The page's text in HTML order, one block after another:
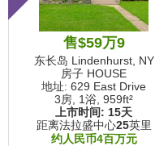
售$59万9
东长岛 Lindenhurst, NY
房子 HOUSE
地址: 629 East Drive
3房, 1浴, 959ft²
上市时间: 15天
距离法拉盛中心25英里
约人民币4百万元